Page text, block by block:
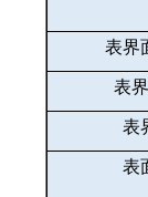
表界
表
表
表